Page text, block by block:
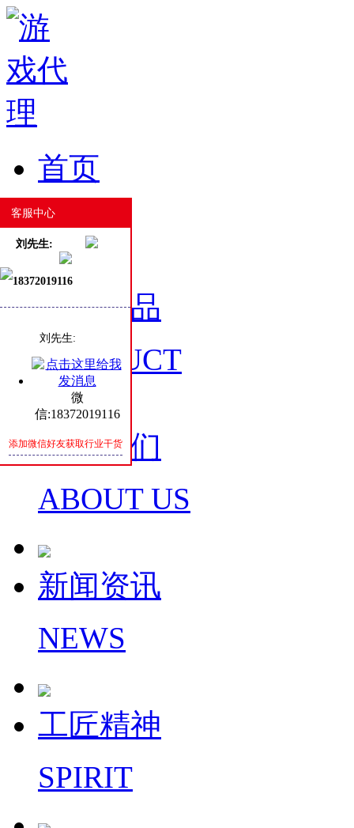
首页
HOME
游戏产品
PRODUCT
关于我们
ABOUT US
新闻资讯
NEWS
工匠精神
SPIRIT
客服中心
刘先生:
18372019116
刘先生:
微
信:18372019116
添加微信好友获取行业干货